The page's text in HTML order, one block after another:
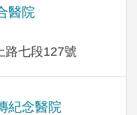
醫院
路七段127號
紀念醫院